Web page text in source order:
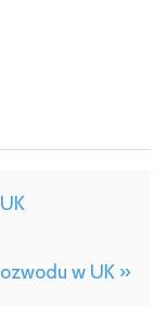
w UK »